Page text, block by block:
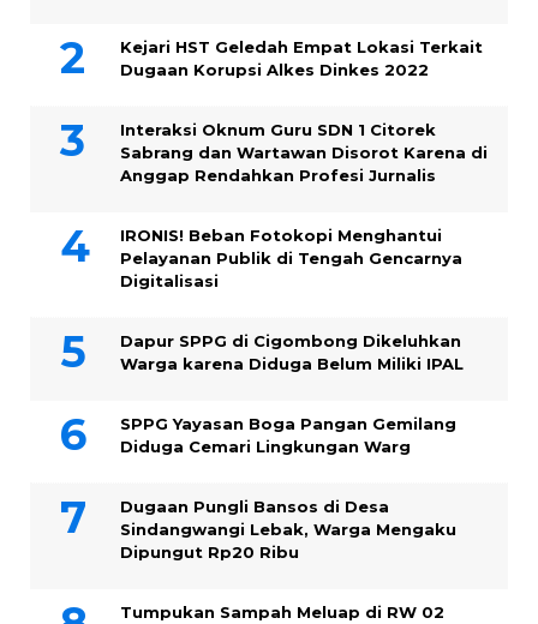
Kejari HST Geledah Empat Lokasi Terkait
Dugaan Korupsi Alkes Dinkes 2022
Interaksi Oknum Guru SDN 1 Citorek
Sabrang dan Wartawan Disorot Karena di
Anggap Rendahkan Profesi Jurnalis
IRONIS! Beban Fotokopi Menghantui
Pelayanan Publik di Tengah Gencarnya
Digitalisasi
Dapur SPPG di Cigombong Dikeluhkan
Warga karena Diduga Belum Miliki IPAL
SPPG Yayasan Boga Pangan Gemilang
Diduga Cemari Lingkungan Warg
Dugaan Pungli Bansos di Desa
Sindangwangi Lebak, Warga Mengaku
Dipungut Rp20 Ribu
Tumpukan Sampah Meluap di RW 02